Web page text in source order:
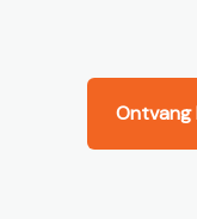
Ontvang